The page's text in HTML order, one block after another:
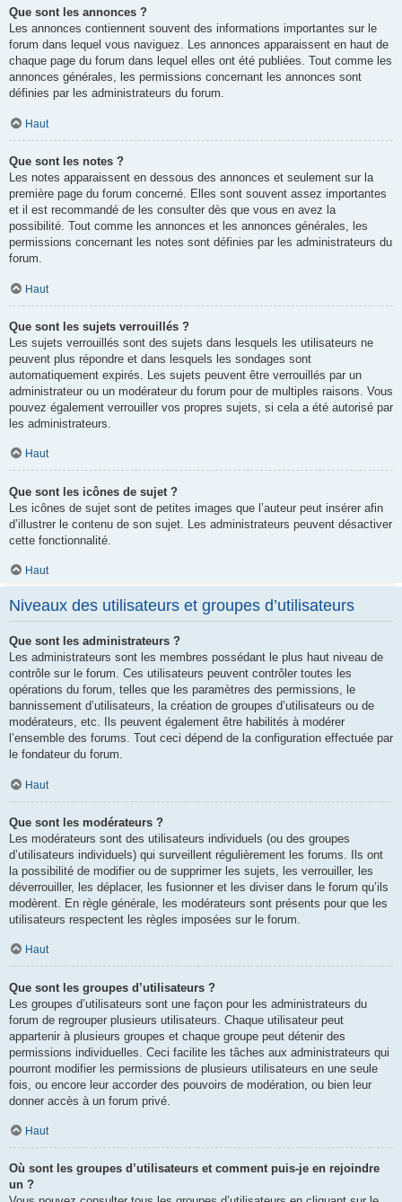
Que sont les annonces ?
Les annonces contiennent souvent des informations importantes sur le
forum dans lequel vous naviguez. Les annonces apparaissent en haut de
chaque page du forum dans lequel elles ont été publiées. Tout comme les
annonces générales, les permissions concernant les annonces sont
définies par les administrateurs du forum.
Haut
Que sont les notes ?
Les notes apparaissent en dessous des annonces et seulement sur la
première page du forum concerné. Elles sont souvent assez importantes
et il est recommandé de les consulter dès que vous en avez la
possibilité. Tout comme les annonces et les annonces générales, les
permissions concernant les notes sont définies par les administrateurs du
forum.
Haut
Que sont les sujets verrouillés ?
Les sujets verrouillés sont des sujets dans lesquels les utilisateurs ne
peuvent plus répondre et dans lesquels les sondages sont
automatiquement expirés. Les sujets peuvent être verrouillés par un
administrateur ou un modérateur du forum pour de multiples raisons. Vous
pouvez également verrouiller vos propres sujets, si cela a été autorisé par
les administrateurs.
Haut
Que sont les icônes de sujet ?
Les icônes de sujet sont de petites images que l’auteur peut insérer afin
d’illustrer le contenu de son sujet. Les administrateurs peuvent désactiver
cette fonctionnalité.
Haut
Niveaux des utilisateurs et groupes d’utilisateurs
Que sont les administrateurs ?
Les administrateurs sont les membres possédant le plus haut niveau de
contrôle sur le forum. Ces utilisateurs peuvent contrôler toutes les
opérations du forum, telles que les paramètres des permissions, le
bannissement d’utilisateurs, la création de groupes d’utilisateurs ou de
modérateurs, etc. Ils peuvent également être habilités à modérer
l’ensemble des forums. Tout ceci dépend de la configuration effectuée par
le fondateur du forum.
Haut
Que sont les modérateurs ?
Les modérateurs sont des utilisateurs individuels (ou des groupes
d’utilisateurs individuels) qui surveillent régulièrement les forums. Ils ont
la possibilité de modifier ou de supprimer les sujets, les verrouiller, les
déverrouiller, les déplacer, les fusionner et les diviser dans le forum qu’ils
modèrent. En règle générale, les modérateurs sont présents pour que les
utilisateurs respectent les règles imposées sur le forum.
Haut
Que sont les groupes d’utilisateurs ?
Les groupes d’utilisateurs sont une façon pour les administrateurs du
forum de regrouper plusieurs utilisateurs. Chaque utilisateur peut
appartenir à plusieurs groupes et chaque groupe peut détenir des
permissions individuelles. Ceci facilite les tâches aux administrateurs qui
pourront modifier les permissions de plusieurs utilisateurs en une seule
fois, ou encore leur accorder des pouvoirs de modération, ou bien leur
donner accès à un forum privé.
Haut
Où sont les groupes d’utilisateurs et comment puis-je en rejoindre
un ?